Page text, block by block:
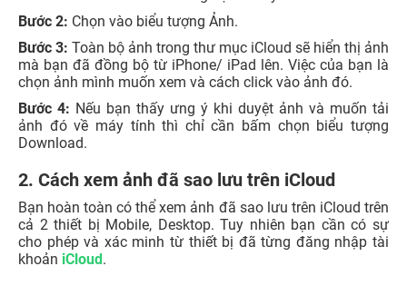
Bước 2: Chọn vào biểu tượng Ảnh.
Bước 3: Toàn bộ ảnh trong thư mục iCloud sẽ hiển thị ảnh
mà bạn đã đồng bộ từ iPhone/ iPad lên. Việc của bạn là
chọn ảnh mình muốn xem và cách click vào ảnh đó.
Bước 4: Nếu bạn thấy ưng ý khi duyệt ảnh và muốn tải
ảnh đó về máy tính thì chỉ cần bấm chọn biểu tượng
Download.
2. Cách xem ảnh đã sao lưu trên iCloud
Bạn hoàn toàn có thể xem ảnh đã sao lưu trên iCloud trên
cả 2 thiết bị Mobile, Desktop. Tuy nhiên bạn cần có sự
cho phép và xác minh từ thiết bị đã từng đăng nhập tài
khoản iCloud.